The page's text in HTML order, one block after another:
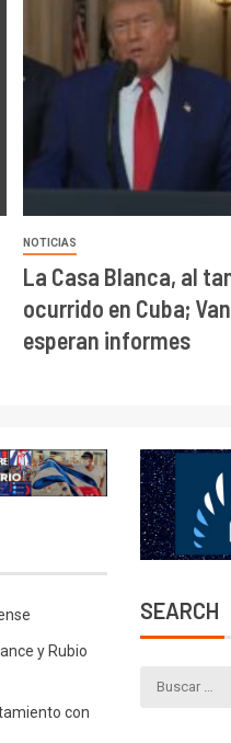
NOTICIAS
La Casa Blanca, al
ocurrido en Cuba;
esperan informes
y Rubio
con
SEARCH